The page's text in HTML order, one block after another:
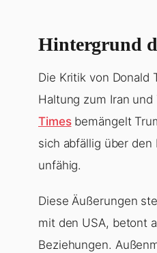
Hintergrund
Die Kritik von Donald
Haltung zum Iran
Timesbemängelt
sich abfällig über
unfähig.
Diese Äußerungen
mit den USA, betont
Beziehungen.